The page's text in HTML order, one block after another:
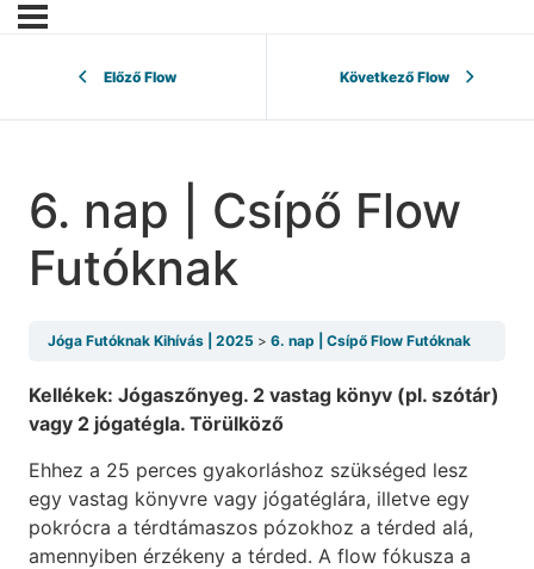
Előző Flow Következő Flow
6. nap | Csípő Flow
Futóknak
Jóga Futóknak Kihívás | 2025 6. nap | Csípő Flow Futóknak
Kellékek: Jógaszőnyeg. 2 vastag könyv (pl. szótár)
vagy 2 jógatégla. Törülköző
Ehhez a 25 perces gyakorláshoz szükséged lesz
egy vastag könyvre vagy jógatéglára, illetve egy
pokrócra a térdtámaszos pózokhoz a térded alá,
amennyiben érzékeny a térded. A flow fókusza a